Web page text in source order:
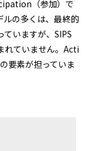
（参加）で
ルの多くは、最終的
いますが、SIPS
れていません。Acti
要素が担っていま